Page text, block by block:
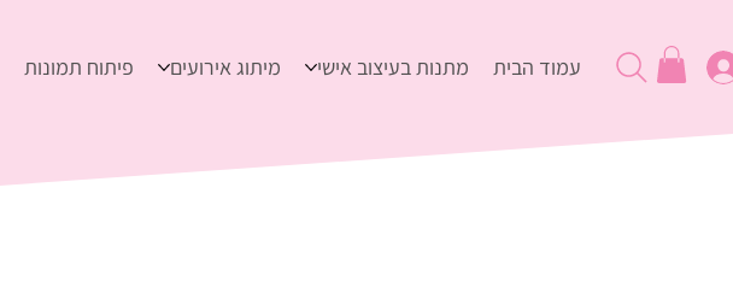
עמוד הבית מתנות בעיצוב אישי מיתוג אירועים פיתוח תמונות